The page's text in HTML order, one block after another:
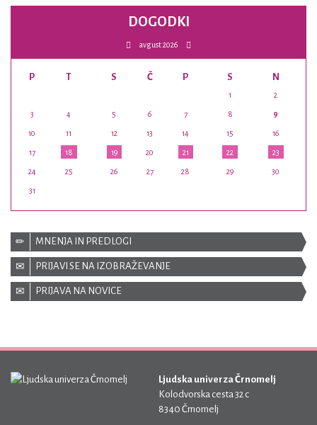
DOGODKI
avgust 2026
P T S Č P S N
1 2
3 4 5 6 7 8 9
10 11 12 13 14 15 16
17 18 19 20 21 22 23
24 25 26 27 28 29 30
31
MNENJA IN PREDLOGI
PRIJAVI SE NA IZOBRAŽEVANJE
PRIJAVA NA NOVICE
Ljudska univerza Črnomelj
Kolodvorska cesta 32 c
8340 Črnomelj